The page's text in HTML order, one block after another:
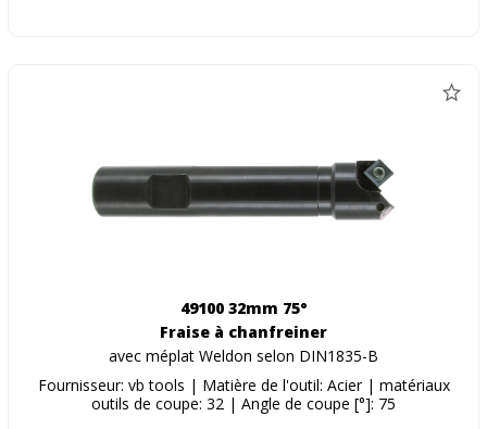
49100 32mm 75°
Fraise à chanfreiner
avec méplat Weldon selon DIN1835-B
Fournisseur: vb tools | Matière de l'outil: Acier | matériaux
outils de coupe: 32 | Angle de coupe [°]: 75